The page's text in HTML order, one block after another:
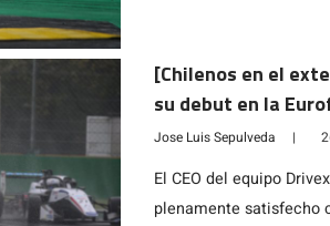
Open, lo tendrá
[Chilenos en el
su debut en la
entregando buenas
Jose Luis Sepulveda |
El CEO del equipo
plenamente satisfecho